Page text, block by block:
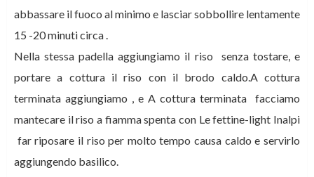
abbassare il fuoco al minimo e lasciar sobbollire lentamente
15 -20 minuti circa .
Nella stessa padella aggiungiamo il riso senza tostare, e
portare a cottura il riso con il brodo caldo.A cottura
terminata aggiungiamo , e A cottura terminata facciamo
mantecare il riso a fiamma spenta con Le fettine-light Inalpi
far riposare il riso per molto tempo causa caldo e servirlo
aggiungendo basilico.